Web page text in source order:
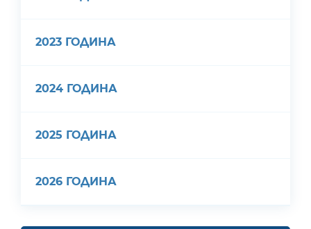
2023 ГОДИНА
2024 ГОДИНА
2025 ГОДИНА
2026 ГОДИНА